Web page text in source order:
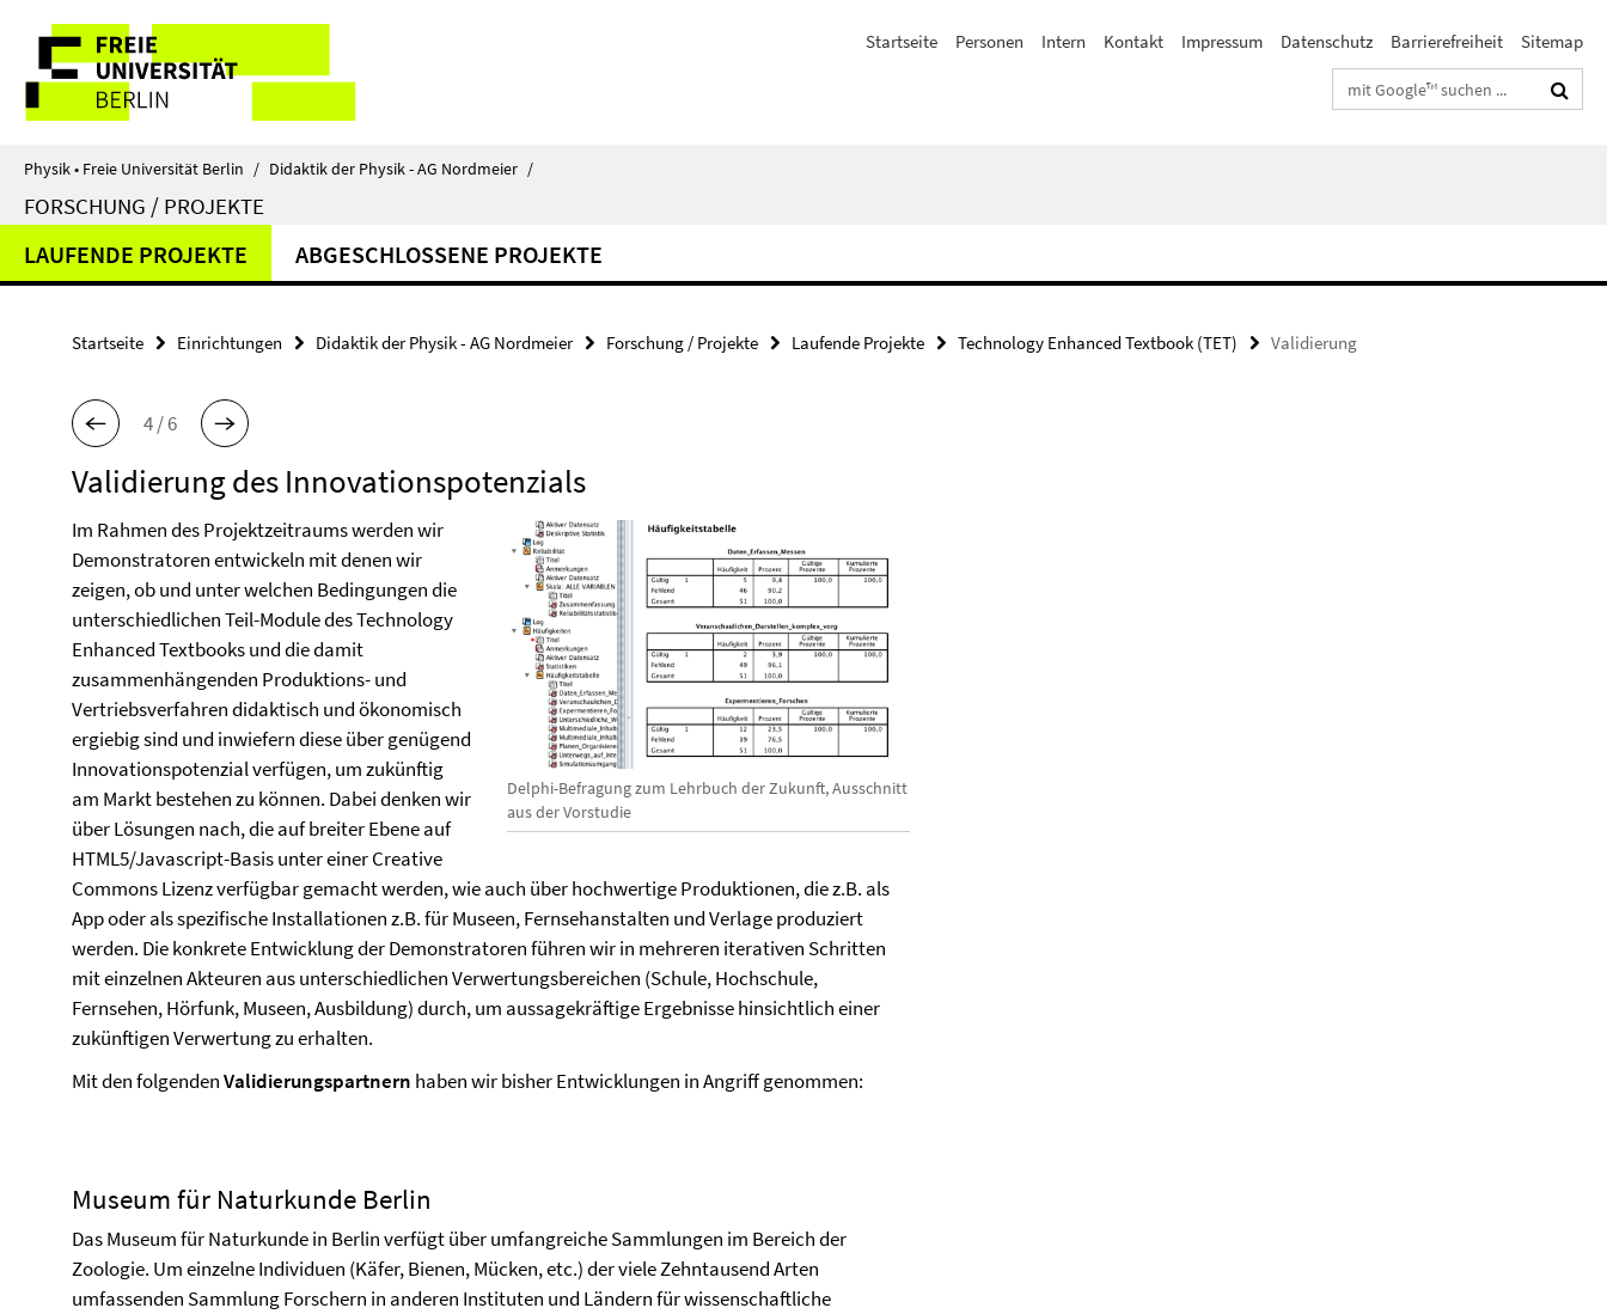
direkt
Inhalt
Service-
Navigation
Startseite Personen Intern Kontakt Impressum Datenschutz Barrierefreiheit
Sitemap
Suchbegriffe
Physik • Freie Universität Berlin / Didaktik der Physik - AG Nordmeier /
FORSCHUNG / PROJEKTE
LAUFENDE PROJEKTE ABGESCHLOSSENE PROJEKTE
Startseite Einrichtungen Didaktik der Physik - AG Nordmeier Forschung / Projekte Laufende Projekte Technology Enhanced Textbook (TET) Validierung
4 / 6
Validierung des Innovationspotenzials
Delphi-Befragung zum Lehrbuch der Zukunft, Ausschnitt
aus der Vorstudie
Im Rahmen des Projektzeitraums werden wir
Demonstratoren entwickeln mit denen wir
zeigen, ob und unter welchen Bedingungen die
unterschiedlichen Teil-Module des Technology
Enhanced Textbooks und die damit
zusammenhängenden Produktions- und
Vertriebsverfahren didaktisch und ökonomisch
ergiebig sind und inwiefern diese über genügend
Innovationspotenzial verfügen, um zukünftig
am Markt bestehen zu können. Dabei denken wir
über Lösungen nach, die auf breiter Ebene auf
HTML5/Javascript-Basis unter einer Creative
Commons Lizenz verfügbar gemacht werden, wie auch über hochwertige Produktionen, die z.B. als
App oder als spezifische Installationen z.B. für Museen, Fernsehanstalten und Verlage produziert
werden. Die konkrete Entwicklung der Demonstratoren führen wir in mehreren iterativen Schritten
mit einzelnen Akteuren aus unterschiedlichen Verwertungsbereichen (Schule, Hochschule,
Fernsehen, Hörfunk, Museen, Ausbildung) durch, um aussagekräftige Ergebnisse hinsichtlich einer
zukünftigen Verwertung zu erhalten.
Mit den folgendenValidierungspartnern haben wir bisher Entwicklungen in Angriff genommen:
Museum für Naturkunde Berlin
Das Museum für Naturkunde in Berlin verfügt über umfangreiche Sammlungen im Bereich der
Zoologie. Um einzelne Individuen (Käfer, Bienen, Mücken, etc.) der viele Zehntausend Arten
umfassenden Sammlung Forschern in anderen Instituten und Ländern für wissenschaftliche